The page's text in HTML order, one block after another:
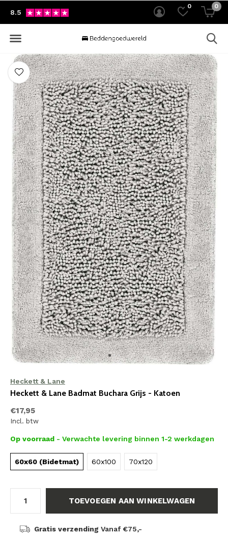
0 0
8.5
Heckett & Lane
Heckett & Lane Badmat Buchara Grijs - Katoen
€17,95
Incl. btw
Op voorraad - Verwachte levering binnen 1-2 werkdagen
60x60 (Bidetmat) 60x100 70x120
TOEVOEGEN AAN WINKELWAGEN
Gratis verzending Vanaf €75,-